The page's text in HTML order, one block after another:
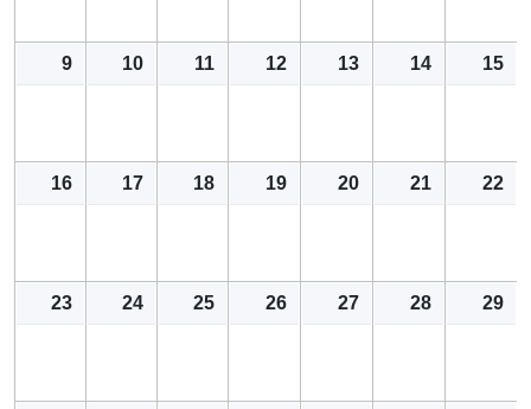
9 10 11 12 13 14 15
16 17 18 19 20 21 22
23 24 25 26 27 28 29